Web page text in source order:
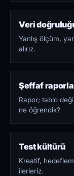
Veri
Yanlış ölçüm,
alırız.
Şeffaf
Rapor; tablo
ne öğrendik?
Test kültürü
Kreatif,
ilerleriz.